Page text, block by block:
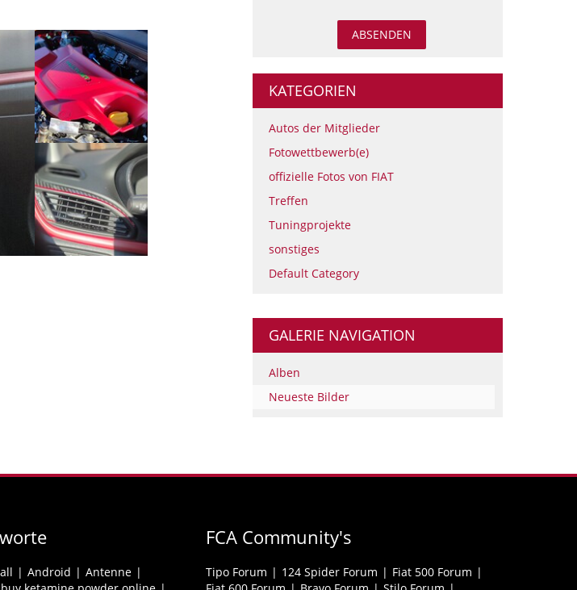
KATEGORIEN
Autos der Mitglieder
Fotowettbewerb(e)
offizielle Fotos von FIAT
Treffen
Tuningprojekte
sonstiges
Default Category
GALERIE NAVIGATION
Alben
Neueste Bilder
Android
Antenne
FCA Community's
Tipo Forum 124 Spider Forum
Fiat 500 Forum